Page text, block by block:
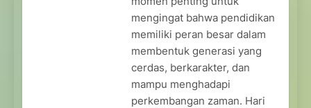
mengingat bahwa pendidikan
memiliki peran besar dalam
membentuk generasi yang
cerdas, berkarakter, dan
mampu menghadapi
perkembangan zaman. Hari